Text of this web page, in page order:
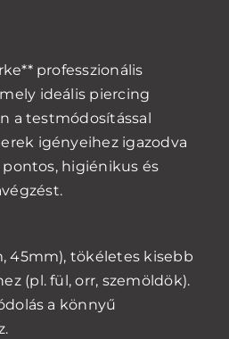
professzionális
ideális piercing
a testmódosítással
igényeihez igazodva
higiénikus és
45mm), tökéletes kisebb
(pl. fül, orr, szemöldök).
a könnyű